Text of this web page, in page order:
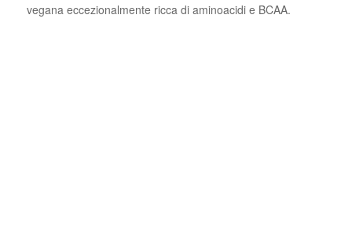
vegana eccezionalmente ricca di aminoacidi e BCAA.